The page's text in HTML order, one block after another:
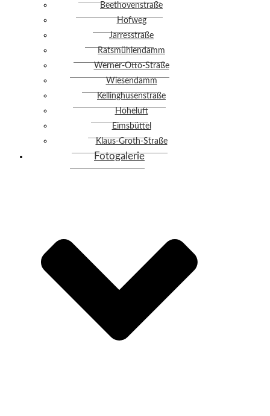
Beethovenstraße
Hofweg
Jarresstraße
Ratsmühlendamm
Werner-Otto-Straße
Wiesendamm
Kellinghusenstraße
Hoheluft
Eimsbüttel
Klaus-Groth-Straße
Fotogalerie